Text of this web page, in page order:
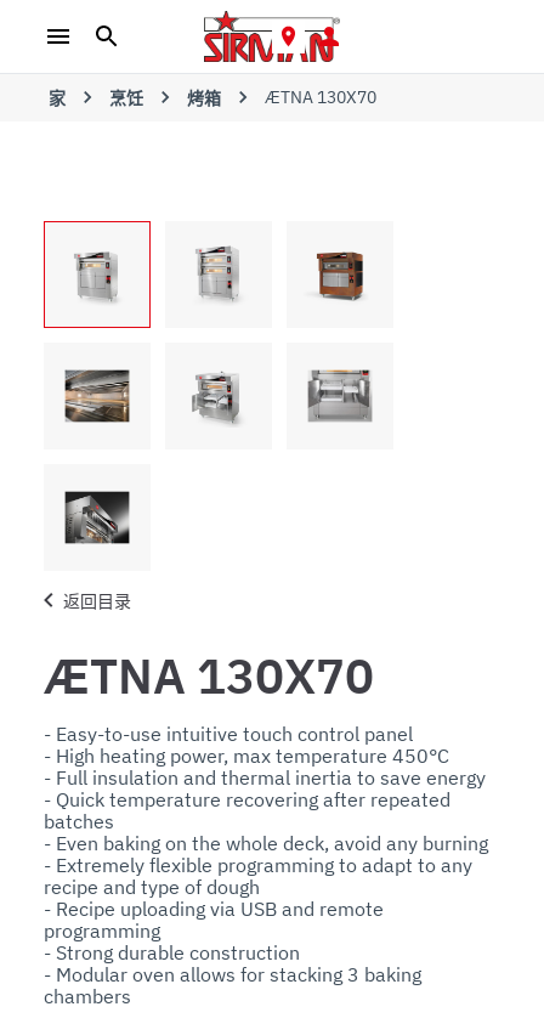
家 烹饪 烤箱 ÆTNA 130X70
返回目录
ÆTNA 130X70
- Easy-to-use intuitive touch control panel
- High heating power, max temperature 450°C
- Full insulation and thermal inertia to save energy
- Quick temperature recovering after repeated
batches
- Even baking on the whole deck, avoid any burning
- Extremely flexible programming to adapt to any
recipe and type of dough
- Recipe uploading via USB and remote
programming
- Strong durable construction
- Modular oven allows for stacking 3 baking